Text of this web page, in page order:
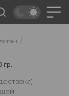
/
гр.